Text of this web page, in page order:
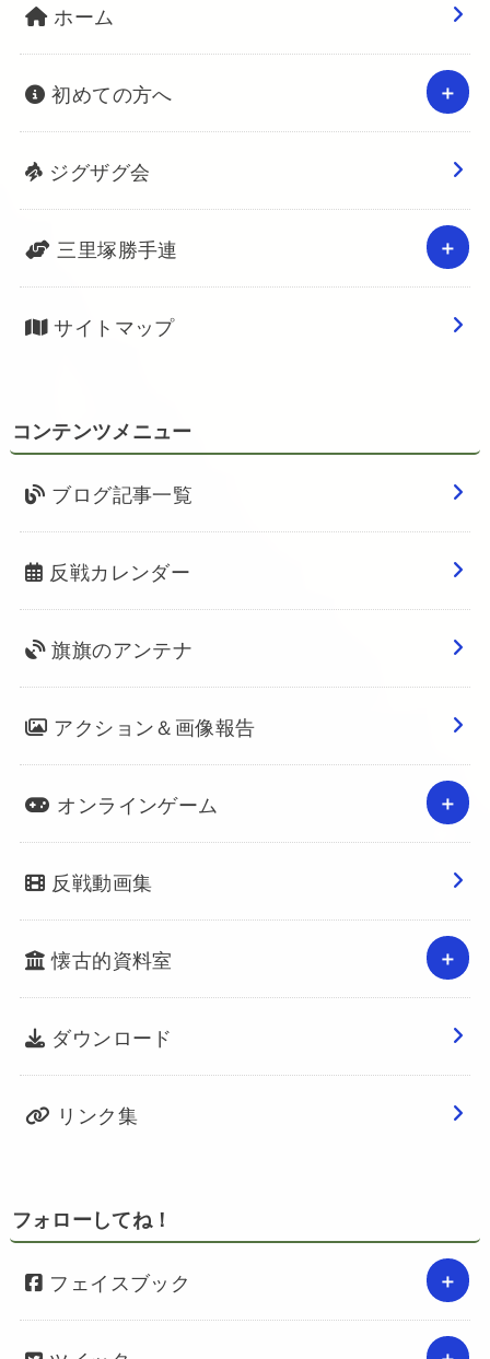
ホーム
初めての方へ
ジグザグ会
三里塚勝手連
サイトマップ
コンテンツメニュー
ブログ記事一覧
反戦カレンダー
旗旗のアンテナ
アクション＆画像報告
オンラインゲーム
反戦動画集
懐古的資料室
ダウンロード
リンク集
フォローしてね！
フェイスブック